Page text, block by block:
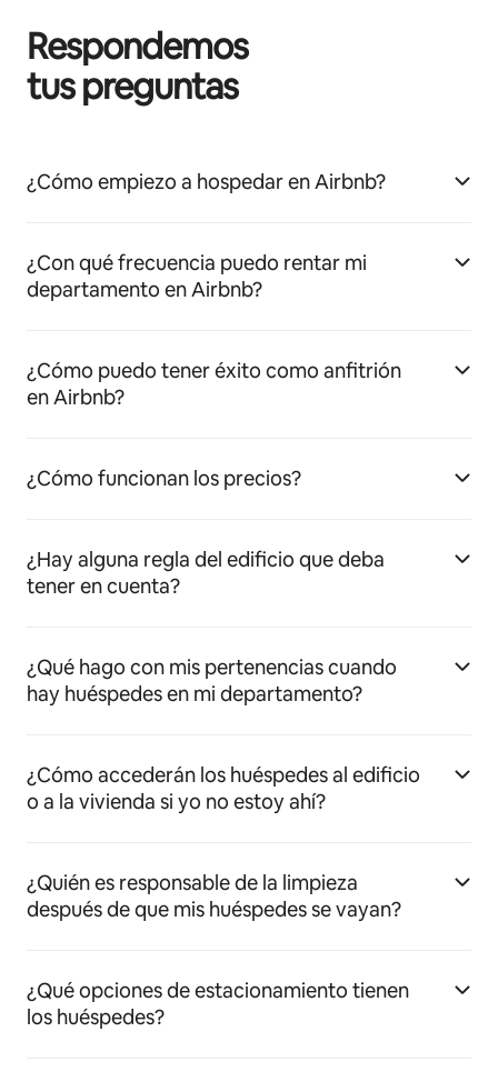
Respondemos
tus preguntas
¿Cómo empiezo a hospedar en Airbnb?
¿Con qué frecuencia puedo rentar mi
departamento en Airbnb?
¿Cómo puedo tener éxito como anfitrión
en Airbnb?
¿Cómo funcionan los precios?
¿Hay alguna regla del edificio que deba
tener en cuenta?
¿Qué hago con mis pertenencias cuando
hay huéspedes en mi departamento?
¿Cómo accederán los huéspedes al edificio
o a la vivienda si yo no estoy ahí?
¿Quién es responsable de la limpieza
después de que mis huéspedes se vayan?
¿Qué opciones de estacionamiento tienen
los huéspedes?